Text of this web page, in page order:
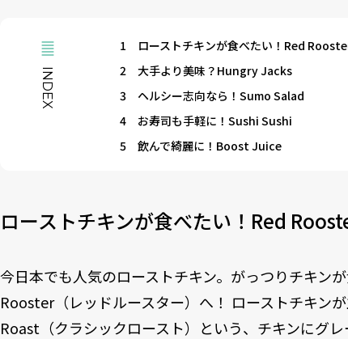
INDEX
1
ローストチキンが食べたい！Red
2
大手より美味？Hungry Jacks
3
ヘルシー志向なら！Sumo Salad
4
お寿司も手軽に！Sushi Sushi
5
飲んで綺麗に！Boost Juice
ローストチキンが食べたい！Red
今日本でも人気のローストチキン。がっつりチキン
Rooster（レッドルースター）へ！ ローストチキン
Roast（クラシックロースト）という、チキンにグ